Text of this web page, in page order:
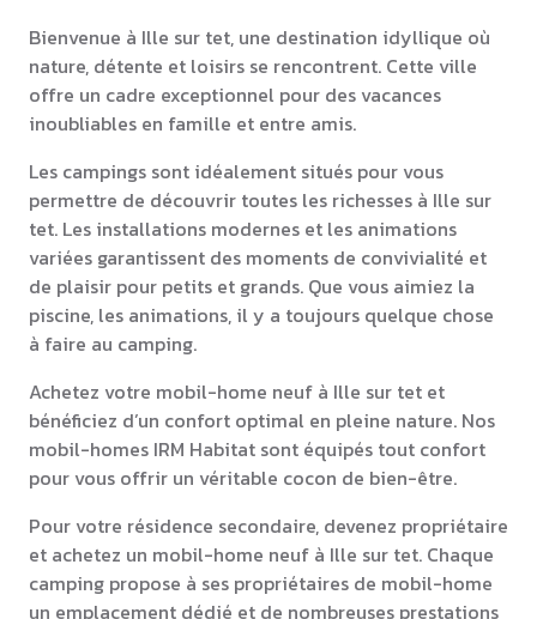
Bienvenue à Ille sur tet, une destination idyllique où
nature, détente et loisirs se rencontrent. Cette ville
offre un cadre exceptionnel pour des vacances
inoubliables en famille et entre amis.
Les campings sont idéalement situés pour vous
permettre de découvrir toutes les richesses à Ille sur
tet. Les installations modernes et les animations
variées garantissent des moments de convivialité et
de plaisir pour petits et grands. Que vous aimiez la
piscine, les animations, il y a toujours quelque chose
à faire au camping.
Achetez votre mobil-home neuf à Ille sur tet et
bénéficiez d’un confort optimal en pleine nature. Nos
mobil-homes IRM Habitat sont équipés tout confort
pour vous offrir un véritable cocon de bien-être.
Pour votre résidence secondaire, devenez propriétaire
et achetez un mobil-home neuf à Ille sur tet. Chaque
camping propose à ses propriétaires de mobil-home
un emplacement dédié et de nombreuses prestations